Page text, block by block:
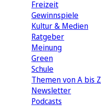
Freizeit
Gewinnspiele
Kultur & Medien
Ratgeber
Meinung
Green
Schule
Themen von A bis Z
Newsletter
Podcasts